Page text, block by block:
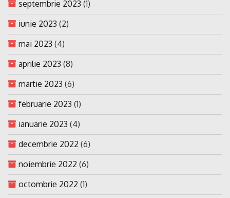
septembrie 2023 (1)
iunie 2023 (2)
mai 2023 (4)
aprilie 2023 (8)
martie 2023 (6)
februarie 2023 (1)
ianuarie 2023 (4)
decembrie 2022 (6)
noiembrie 2022 (6)
octombrie 2022 (1)